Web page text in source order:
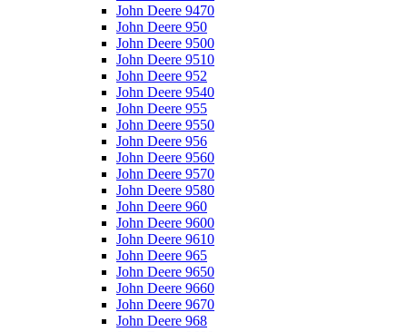
John Deere 9470
John Deere 950
John Deere 9500
John Deere 9510
John Deere 952
John Deere 9540
John Deere 955
John Deere 9550
John Deere 956
John Deere 9560
John Deere 9570
John Deere 9580
John Deere 960
John Deere 9600
John Deere 9610
John Deere 965
John Deere 9650
John Deere 9660
John Deere 9670
John Deere 968